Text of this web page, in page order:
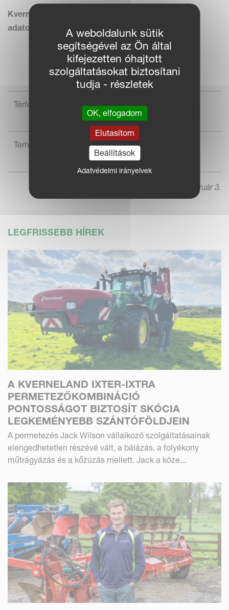
Kverneland Taarup 853 Pro és 856 Pro – Műszaki
adatok rövidek:
Bálabontó 853 Pro és
856 Pro
Térfogat m
3,0 - 853 Pro
6,0 - 856 Pro
Terhelhetőség kg-ban
1700 - 853 Pro
3000 - 856 Pro
2014. február 3.
LEGFRISSEBB HÍREK
A KVERNELAND IXTER-IXTRA
PERMETEZŐKOMBINÁCIÓ
PONTOSSÁGOT BIZTOSÍT SKÓCIA
LEGKEMÉNYEBB SZÁNTÓFÖLDJEIN
A permetezés Jack Wilson vállalkozó szolgáltatásainak
elengedhetetlen részévé vált, a bálázás, a folyékony
műtrágyázás és a kőzúzás mellett. Jack a köze...
A weboldalunk sütik
segítségével az Ön által
kifejezetten óhajtott
szolgáltatásokat biztosítani
tudja - részletek
OK, elfogadom
Elutasítom
Beállítások
Adatvédelmi irányelvek